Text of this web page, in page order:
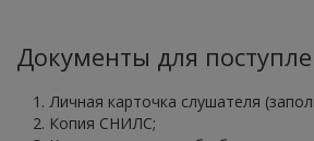
Документы для
Личная карточка слушателя
Копия СНИЛС;